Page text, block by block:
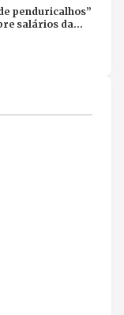
penduricalhos”
salários da